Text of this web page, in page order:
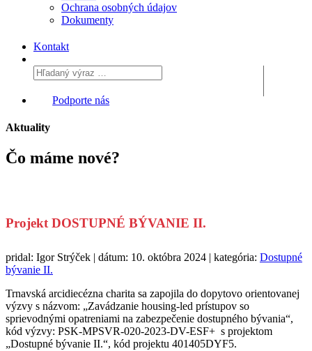
Ochrana osobných údajov
Dokumenty
Kontakt
Podporte nás
Aktuality
Čo máme nové?
Projekt DOSTUPNÉ BÝVANIE II.
pridal: Igor Strýček | dátum: 10. októbra 2024 | kategória: Dostupné
bývanie II.
Trnavská arcidiecézna charita sa zapojila do dopytovo orientovanej
výzvy s názvom: „Zavádzanie housing-led prístupov so
sprievodnými opatreniami na zabezpečenie dostupného bývania“,
kód výzvy: PSK-MPSVR-020-2023-DV-ESF+ s projektom
„Dostupné bývanie II.“, kód projektu 401405DYF5.